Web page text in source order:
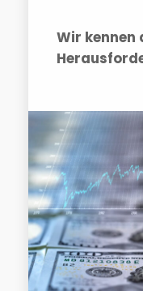
Wir kennen